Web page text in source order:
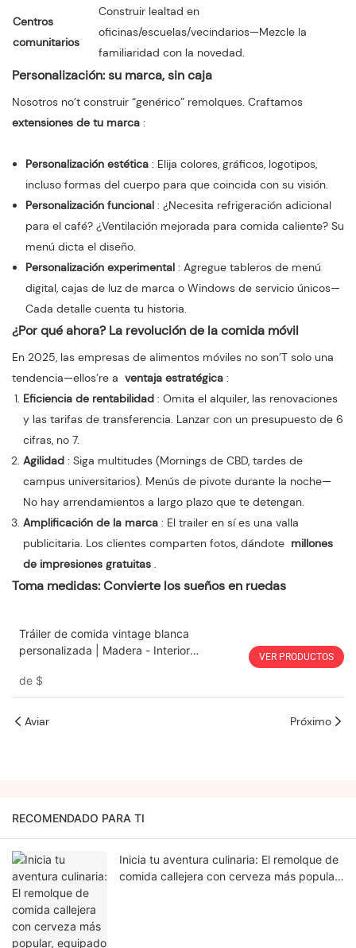
Centros
comunitarios
Construir lealtad en
oficinas/escuelas/vecindarios—Mezcle la
familiaridad con la novedad.
Personalización: su marca, sin caja
Nosotros no’t construir “genérico” remolques. Craftamos
extensiones de tu marca :
Personalización estética : Elija colores, gráficos, logotipos,
incluso formas del cuerpo para que coincida con su visión.
Personalización funcional : ¿Necesita refrigeración adicional
para el café? ¿Ventilación mejorada para comida caliente? Su
menú dicta el diseño.
Personalización experimental : Agregue tableros de menú
digital, cajas de luz de marca o Windows de servicio únicos—
Cada detalle cuenta tu historia.
¿Por qué ahora? La revolución de la comida móvil
En 2025, las empresas de alimentos móviles no son’T solo una
tendencia—ellos’re a ventaja estratégica :
Eficiencia de rentabilidad : Omita el alquiler, las renovaciones
y las tarifas de transferencia. Lanzar con un presupuesto de 6
cifras, no 7.
Agilidad : Siga multitudes (Mornings de CBD, tardes de
campus universitarios). Menús de pivote durante la noche—
No hay arrendamientos a largo plazo que te detengan.
Amplificación de la marca : El trailer en sí es una valla
publicitaria. Los clientes comparten fotos, dándote millones
de impresiones gratuitas .
Toma medidas: Convierte los sueños en ruedas
Tráiler de comida vintage blanca
personalizada | Madera - Interior
carros expendedores
de $
VER PRODUCTOS
Aviar Próximo
RECOMENDADO PARA TI
Inicia tu aventura culinaria: El remolque de
comida callejera con cerveza más popular,